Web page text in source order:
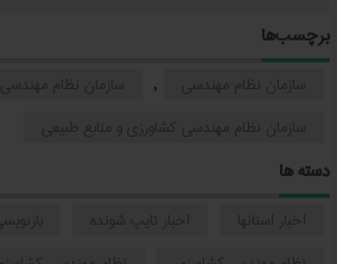
برچسب‌ها
,
دسته ها